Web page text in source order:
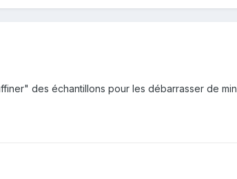
des échantillons pour les débarrasser de